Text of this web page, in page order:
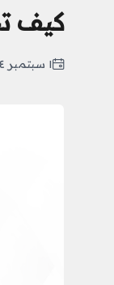
كيف
١ سبتمبر ٢٠٢٤